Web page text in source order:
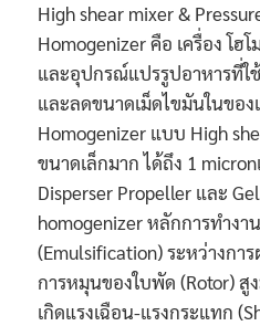
High shear mixer &
Homogenizer คือ เครื่อง โฮ
และอุปกรณ์แปรรูปอาหารที่ใ
และลดขนาดเม็ดไขมันในของ
Homogenizer แบบ High
ขนาดเล็กมาก ได้ถึง 1
Disperser Propeller และ
homogenizer หลักการทําง
(Emulsification) ระหว่างกา
การหมุนของใบพัด (Rotor) สู
เกิดแรงเฉือน-แรงกระแทก